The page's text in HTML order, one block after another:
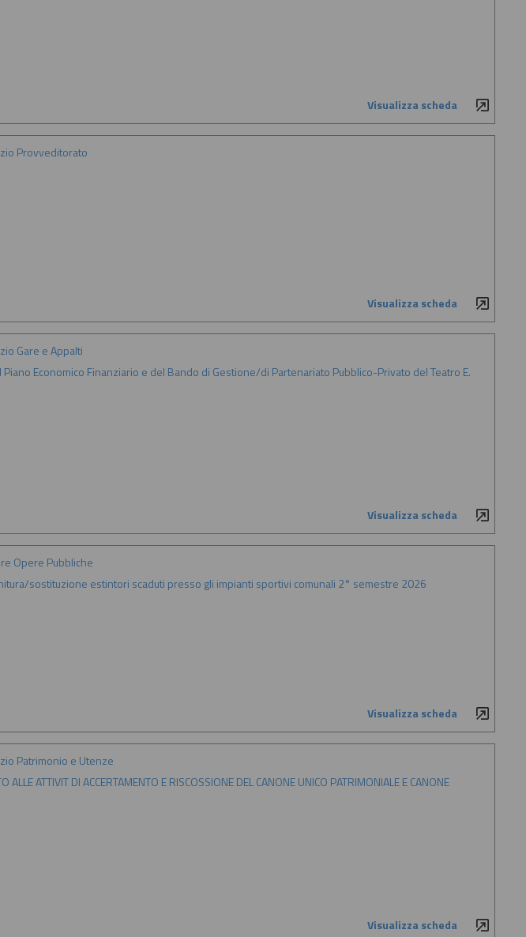
Visualizza scheda
Provveditorato
Visualizza scheda
Gare e Appalti
Economico Finanziario e del Bando di Gestione/di Partenariato Pubblico-Privato del Teatro E.
Visualizza scheda
Opere Pubbliche
sostituzione estintori scaduti presso gli impianti sportivi comunali 2° semestre 2026
Visualizza scheda
Patrimonio e Utenze
ATTIVIT DI ACCERTAMENTO E RISCOSSIONE DEL CANONE UNICO PATRIMONIALE E CANONE
Visualizza scheda